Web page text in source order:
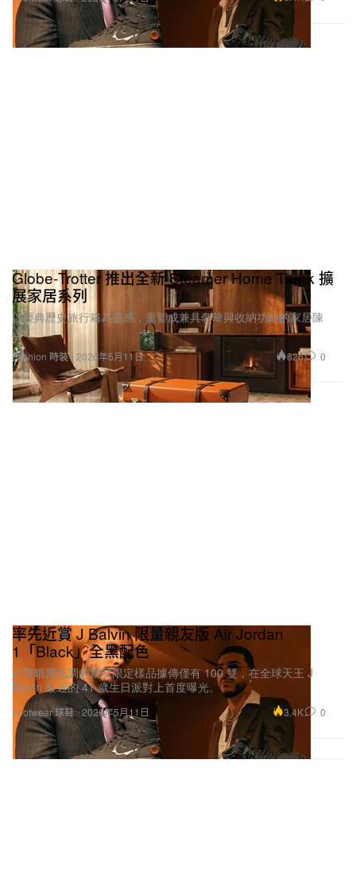
Fashion 時裝
Globe‑Trotter 推出全新 Steamer Home Trunk 擴
展家居系列
以經典歷史旅行箱為靈感，重塑成兼具奢華與收納功能的家居陳
設。
2026年5月11日 626 0
Footwear 球鞋
率先近賞 J Balvin 限量親友版 Air Jordan
1「Black」全黑配色
這雙暗黑低調的親友限定樣品據傳僅有 100 雙，在全球天王 J
Balvin 最近的 41 歲生日派對上首度曝光。
2026年5月11日 3.4K 0